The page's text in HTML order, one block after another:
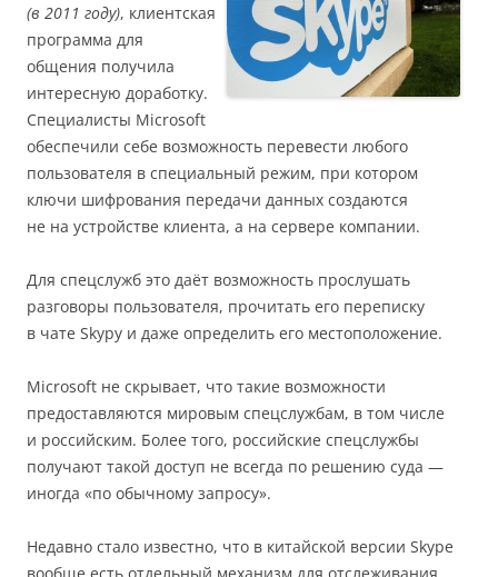
(в 2011 году), клиентская
программа для
общения получила
интересную доработку.
Специалисты Microsoft
обеспечили себе возможность перевести любого
пользователя в специальный режим, при котором
ключи шифрования передачи данных создаются
не на устройстве клиента, а на сервере компании.
Для спецслужб это даёт возможность прослушать
разговоры пользователя, прочитать его переписку
в чате Skypу и даже определить его местоположение.
Microsoft не скрывает, что такие возможности
предоставляются мировым спецслужбам, в том числе
и российским. Более того, российские спецслужбы
получают такой доступ не всегда по решению суда —
иногда «по обычному запросу».
Недавно стало известно, что в китайской версии Skype